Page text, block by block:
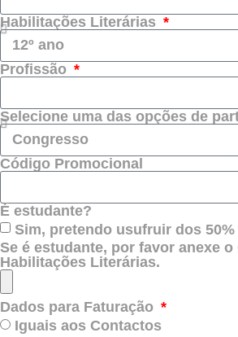
Habilitações Literárias
Profissão
Selecione uma das opções de
Código Promocional
É estudante?
Sim, pretendo usufruir dos
Se é estudante, por favor anexe
Habilitações Literárias.
Dados para Faturação
Iguais aos Contactos